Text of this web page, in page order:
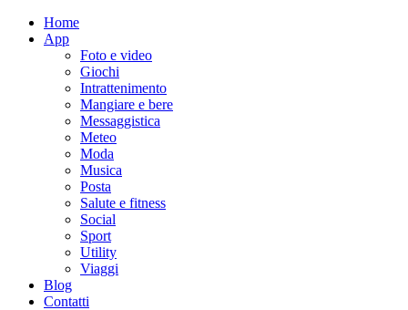
Home
App
Foto e video
Giochi
Intrattenimento
Mangiare e bere
Messaggistica
Meteo
Moda
Musica
Posta
Salute e fitness
Social
Sport
Utility
Viaggi
Blog
Contatti